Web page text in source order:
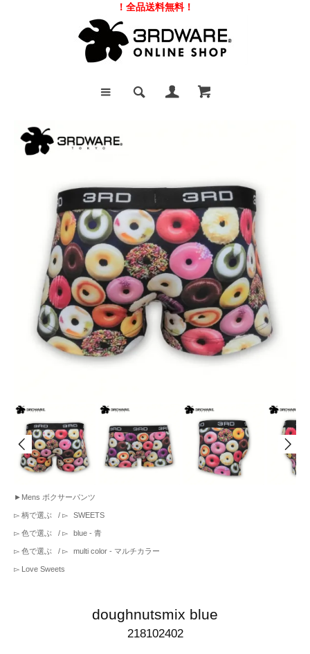
！全品送料無料！
► Mens ボクサーパンツ
▻ 柄で選ぶ / ▻ SWEETS
▻ 色で選ぶ / ▻ blue - 青
▻ 色で選ぶ / ▻ multi color - マルチカラー
▻ Love Sweets
doughnutsmix blue
218102402